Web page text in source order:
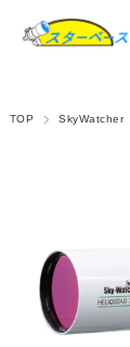
TOP SkyWatcher